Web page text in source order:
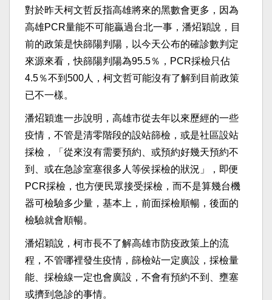
對於昨天柯文哲反指高雄將來的黑數會更多，因為
高雄PCR量能不可能贏過台北一事，潘炤穎說，目
前的政策是快篩陽判陽，以今天公布的確診數判定
來源來看，快篩陽判陽為95.5％，PCR採檢只佔
4.5％不到500人，柯文哲可能沒有了解到目前政策
已不一樣。
潘炤穎進一步說明，高雄市從去年以來歷經的一些
疫情，不管是清零階段的設站篩檢，或是社區設站
採檢，「從來沒有需要預約、或預約好幾天預約不
到、或在急診室塞很多人等侯採檢的狀況」，即便
PCR採檢，也方便民眾接受採檢，而不是算幾台機
器可檢驗多少量，基本上，前面採檢順暢，後面的
檢驗就會順暢。
潘炤穎說，柯市長不了解高雄市防疫政策上的流
程，不管哪裡發生疫情，篩檢站一定廣設，採檢量
能、採檢線一定也會廣設，不會有預約不到、壅塞
或擠到急診的事情。